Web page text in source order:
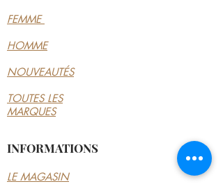
FEMME
HOMME
NOUVEAUTÉS
TOUTES LES
MARQUES
INFORMATIONS
LE MAGASIN